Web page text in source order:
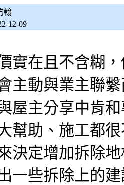
翰
12-09
實在且不含糊
主動與業主聯
屋主分享中肯
幫助、施工都
決定增加拆除
一些拆除上的